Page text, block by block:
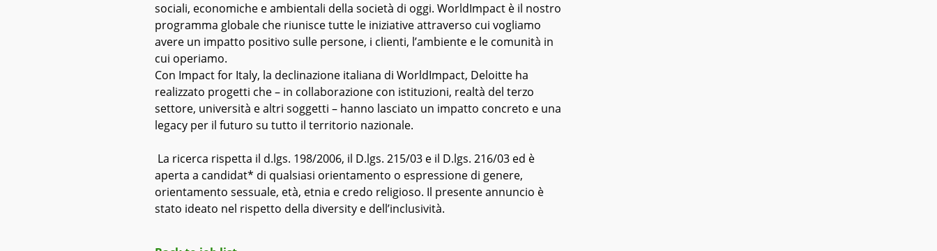
sociali, economiche e ambientali della società di oggi. WorldImpact è il nostro
programma globale che riunisce tutte le iniziative attraverso cui vogliamo
avere un impatto positivo sulle persone, i clienti, l’ambiente e le comunità in
cui operiamo.
Con Impact for Italy, la declinazione italiana di WorldImpact, Deloitte ha
realizzato progetti che – in collaborazione con istituzioni, realtà del terzo
settore, università e altri soggetti – hanno lasciato un impatto concreto e una
legacy per il futuro su tutto il territorio nazionale.
La ricerca rispetta il d.lgs. 198/2006, il D.lgs. 215/03 e il D.lgs. 216/03 ed è
aperta a candidat* di qualsiasi orientamento o espressione di genere,
orientamento sessuale, età, etnia e credo religioso. Il presente annuncio è
stato ideato nel rispetto della diversity e dell’inclusività.